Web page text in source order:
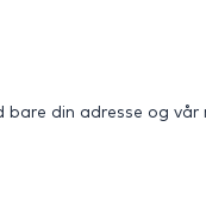
din adresse og vår